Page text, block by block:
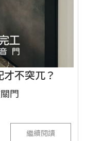
不突兀？
門
繼續閱讀